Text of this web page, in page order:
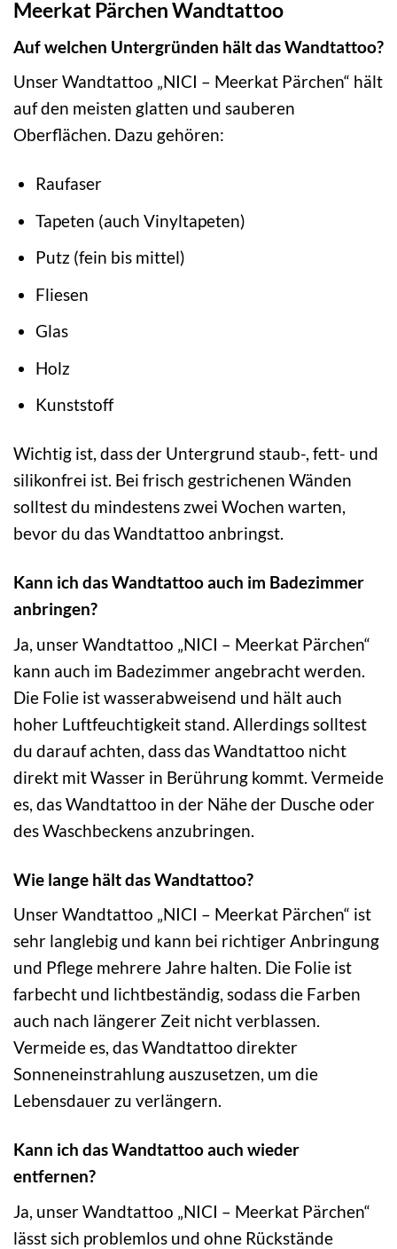
Meerkat Pärchen Wandtattoo
Auf welchen Untergründen hält das Wandtattoo?
Unser Wandtattoo „NICI – Meerkat Pärchen“ hält
auf den meisten glatten und sauberen
Oberflächen. Dazu gehören:
Raufaser
Tapeten (auch Vinyltapeten)
Putz (fein bis mittel)
Fliesen
Glas
Holz
Kunststoff
Wichtig ist, dass der Untergrund staub-, fett- und
silikonfrei ist. Bei frisch gestrichenen Wänden
solltest du mindestens zwei Wochen warten,
bevor du das Wandtattoo anbringst.
Kann ich das Wandtattoo auch im Badezimmer
anbringen?
Ja, unser Wandtattoo „NICI – Meerkat Pärchen“
kann auch im Badezimmer angebracht werden.
Die Folie ist wasserabweisend und hält auch
hoher Luftfeuchtigkeit stand. Allerdings solltest
du darauf achten, dass das Wandtattoo nicht
direkt mit Wasser in Berührung kommt. Vermeide
es, das Wandtattoo in der Nähe der Dusche oder
des Waschbeckens anzubringen.
Wie lange hält das Wandtattoo?
Unser Wandtattoo „NICI – Meerkat Pärchen“ ist
sehr langlebig und kann bei richtiger Anbringung
und Pflege mehrere Jahre halten. Die Folie ist
farbecht und lichtbeständig, sodass die Farben
auch nach längerer Zeit nicht verblassen.
Vermeide es, das Wandtattoo direkter
Sonneneinstrahlung auszusetzen, um die
Lebensdauer zu verlängern.
Kann ich das Wandtattoo auch wieder
entfernen?
Ja, unser Wandtattoo „NICI – Meerkat Pärchen“
lässt sich problemlos und ohne Rückstände